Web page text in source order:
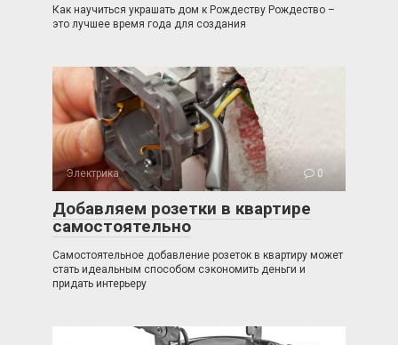
Как научиться украшать дом к Рождеству Рождество –
это лучшее время года для создания
Электрика 0
Добавляем розетки в квартире
самостоятельно
Самостоятельное добавление розеток в квартиру может
стать идеальным способом сэкономить деньги и
придать интерьеру